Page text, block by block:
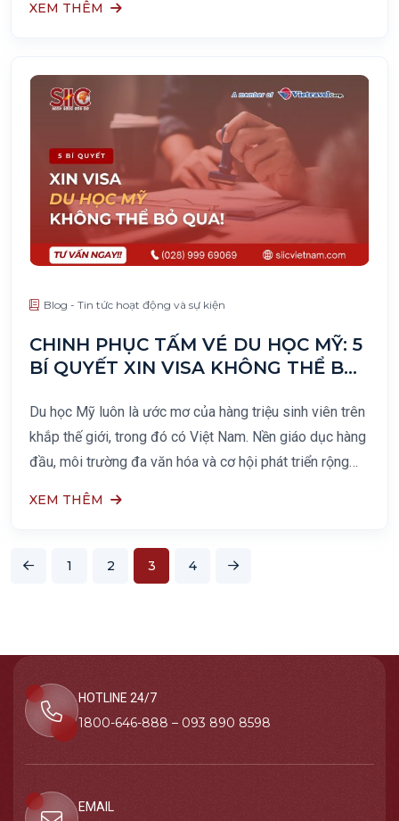
XEM THÊM
Blog - Tin tức hoạt động và sự kiện
CHINH PHỤC TẤM VÉ DU HỌC MỸ: 5
BÍ QUYẾT XIN VISA KHÔNG THỂ BỎ
Du học Mỹ luôn là ước mơ của hàng triệu sinh viên trên
khắp thế giới, trong đó có Việt Nam. Nền giáo dục hàng
đầu, môi trường đa văn hóa và cơ hội phát triển rộng
XEM THÊM
1 2 3 4
HOTLINE 24/7
1800-646-888 – 093 890 8598
EMAIL